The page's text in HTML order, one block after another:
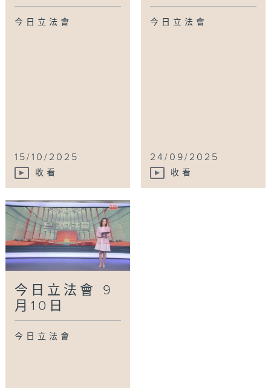
今日立法會
15/10/2025
收看
今日立法會
24/09/2025
收看
今日立法會 9
月10日
今日立法會